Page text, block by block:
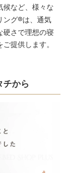
候など、様々な
ング®は、通気
硬さで理想の寝
提供します。
チから